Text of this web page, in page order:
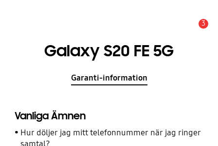
3
Galaxy S20 FE 5G
Garanti-information
Vanliga Ämnen
Hur döljer jag mitt telefonnummer när jag ringer
samtal?